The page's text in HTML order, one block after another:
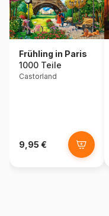
Frühling in Paris
1000 Teile
Castorland
9,95 €